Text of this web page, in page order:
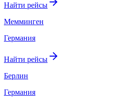
Найти рейсы
Мемминген
Германия
Найти рейсы
Берлин
Германия